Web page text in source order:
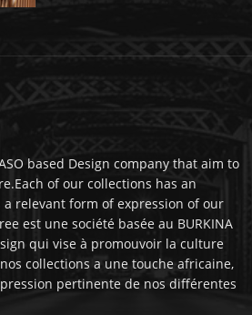
based Design company that aim to
of our collections has an
relevant form of expression of our
est une société basée au BURKINA
qui vise à promouvoir la culture
collections a une touche africaine,
pertinente de nos différentes